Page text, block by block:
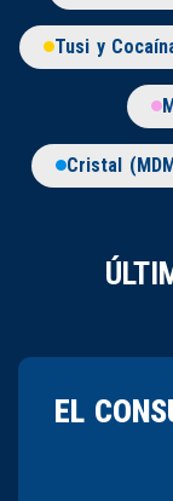
Tusi y
Cristal
EL